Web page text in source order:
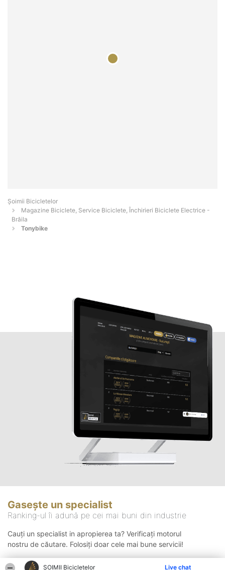
ȘOIMII Bicicletelor Live chat
Șoimii Bicicletelor
Magazine Biciclete, Service Biciclete, Închirieri Biciclete Electrice -
Brăila
Tonybike
Gasește un specialist
Ranking-ul îi adună pe cei mai buni din industrie
Cauți un specialist in apropierea ta? Verificați motorul
nostru de căutare. Folosiți doar cele mai bune servicii!